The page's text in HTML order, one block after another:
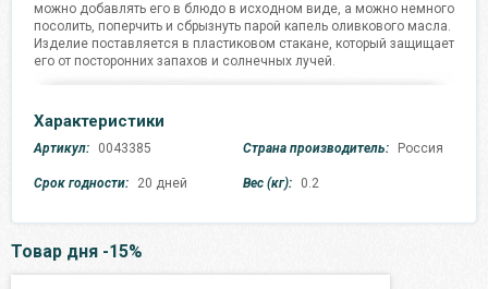
можно добавлять его в блюдо в исходном виде, а можно немного
посолить, поперчить и сбрызнуть парой капель оливкового масла.
Изделие поставляется в пластиковом стакане, который защищает
его от посторонних запахов и солнечных лучей.
Характеристики
Артикул: 0043385 Страна производитель: Россия
Срок годности: 20 дней Вес (кг): 0.2
Товар дня -15%